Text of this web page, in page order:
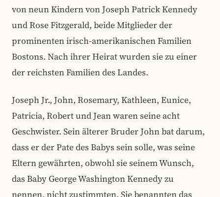
von neun Kindern von Joseph Patrick Kennedy
und Rose Fitzgerald, beide Mitglieder der
prominenten irisch-amerikanischen Familien
Bostons. Nach ihrer Heirat wurden sie zu einer
der reichsten Familien des Landes.
Joseph Jr., John, Rosemary, Kathleen, Eunice,
Patricia, Robert und Jean waren seine acht
Geschwister. Sein älterer Bruder John bat darum,
dass er der Pate des Babys sein solle, was seine
Eltern gewährten, obwohl sie seinem Wunsch,
das Baby George Washington Kennedy zu